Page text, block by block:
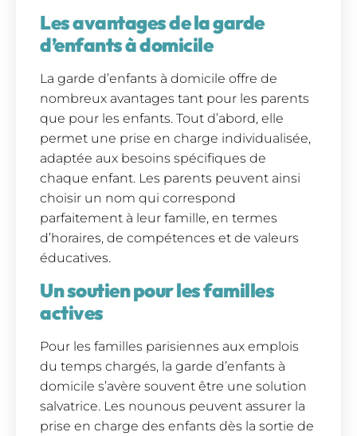
Les avantages de la garde
d’enfants à domicile
La garde d’enfants à domicile offre de
nombreux avantages tant pour les parents
que pour les enfants. Tout d’abord, elle
permet une prise en charge individualisée,
adaptée aux besoins spécifiques de
chaque enfant. Les parents peuvent ainsi
choisir un nom qui correspond
parfaitement à leur famille, en termes
d’horaires, de compétences et de valeurs
éducatives.
Un soutien pour les familles
actives
Pour les familles parisiennes aux emplois
du temps chargés, la garde d’enfants à
domicile s’avère souvent être une solution
salvatrice. Les nounous peuvent assurer la
prise en charge des enfants dès la sortie de